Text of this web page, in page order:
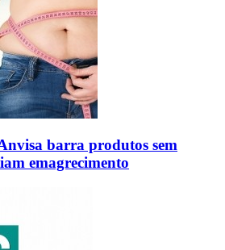
barra produtos sem
emagrecimento